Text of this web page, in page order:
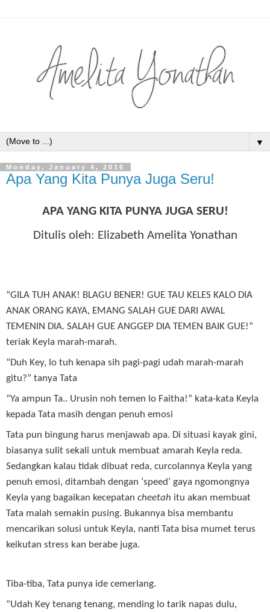
▼
Monday, January 4, 2016
Apa Yang Kita Punya Juga Seru!
APA YANG KITA PUNYA JUGA SERU!
Ditulis oleh: Elizabeth Amelita Yonathan
“GILA TUH ANAK! BLAGU BENER! GUE TAU KELES KALO DIA
ANAK ORANG KAYA, EMANG SALAH GUE DARI AWAL
TEMENIN DIA. SALAH GUE ANGGEP DIA TEMEN BAIK GUE!”
teriak Keyla marah-marah.
“Duh Key, lo tuh kenapa sih pagi-pagi udah marah-marah
gitu?” tanya Tata
“Ya ampun Ta.. Urusin noh temen lo Faitha!” kata-kata Keyla
kepada Tata masih dengan penuh emosi
Tata pun bingung harus menjawab apa. Di situasi kayak gini,
biasanya sulit sekali untuk membuat amarah Keyla reda.
Sedangkan kalau tidak dibuat reda, curcolannya Keyla yang
penuh emosi, ditambah dengan ‘speed’ gaya ngomongnya
Keyla yang bagaikan kecepatan cheetah itu akan membuat
Tata malah semakin pusing. Bukannya bisa membantu
mencarikan solusi untuk Keyla, nanti Tata bisa mumet terus
keikutan stress kan berabe juga.
Tiba-tiba, Tata punya ide cemerlang.
“Udah Key tenang tenang, mending lo tarik napas dulu,